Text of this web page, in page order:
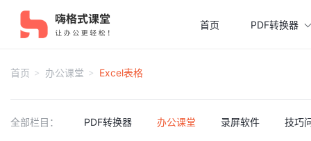
首页 PDF转换器
首页 办公课堂 Excel表格
全部栏目： PDF转换器 办公课堂 录屏软件 技巧